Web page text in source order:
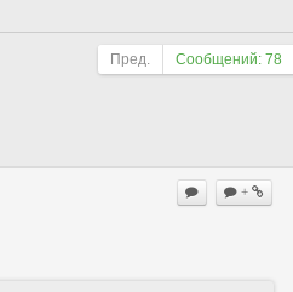
Пред. Сообщений: 78
+